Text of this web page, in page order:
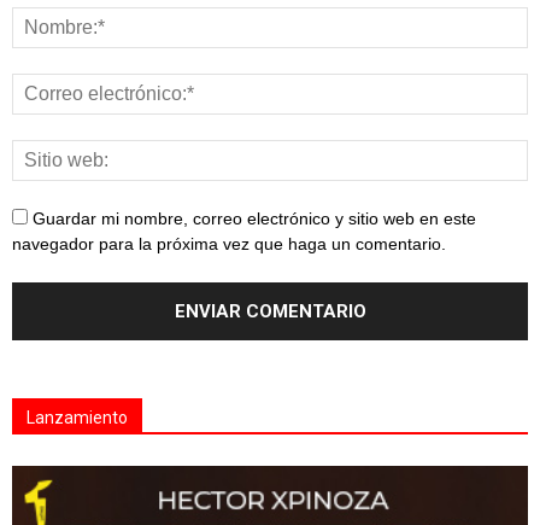
Guardar mi nombre, correo electrónico y sitio web en este
navegador para la próxima vez que haga un comentario.
Lanzamiento